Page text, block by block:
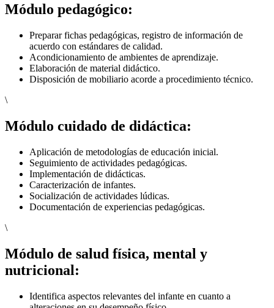
Módulo pedagógico:
Preparar fichas pedagógicas, registro de información de
acuerdo con estándares de calidad.
Acondicionamiento de ambientes de aprendizaje.
Elaboración de material didáctico.
Disposición de mobiliario acorde a procedimiento técnico.
\
Módulo cuidado de didáctica:
Aplicación de metodologías de educación inicial.
Seguimiento de actividades pedagógicas.
Implementación de didácticas.
Caracterización de infantes.
Socialización de actividades lúdicas.
Documentación de experiencias pedagógicas.
\
Módulo de salud física, mental y
nutricional:
Identifica aspectos relevantes del infante en cuanto a